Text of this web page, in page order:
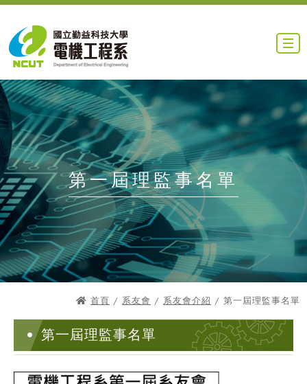
第一屆理監事名單
首頁 / 系友會 / 系友會介紹 / 第一屆理監事名單
第一屆理監事名單